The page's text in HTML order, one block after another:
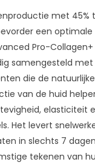
met 45%
een optimale
Pro-Collagen+
samengesteld
die de natuurlijke
van de huid
elasticiteit
Het levert
in slechts 7
tekenen van